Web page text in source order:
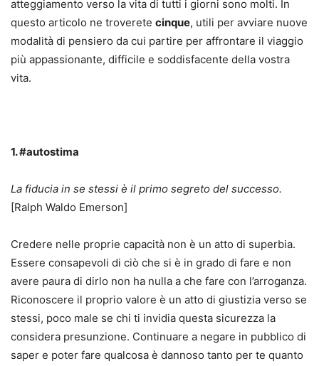
atteggiamento verso la vita di tutti i giorni sono molti. In
questo articolo ne troverete cinque, utili per avviare nuove
modalità di pensiero da cui partire per affrontare il viaggio
più appassionante, difficile e soddisfacente della vostra
vita.
1. #autostima
La fiducia in se stessi è il primo segreto del successo.
[Ralph Waldo Emerson]
Credere nelle proprie capacità non è un atto di superbia.
Essere consapevoli di ciò che si è in grado di fare e non
avere paura di dirlo non ha nulla a che fare con l’arroganza.
Riconoscere il proprio valore è un atto di giustizia verso se
stessi, poco male se chi ti invidia questa sicurezza la
considera presunzione. Continuare a negare in pubblico di
saper e poter fare qualcosa è dannoso tanto per te quanto